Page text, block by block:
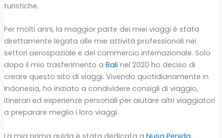
turistiche.
Per molti anni, la maggior parte dei miei viaggi è stata
direttamente legata alle mie attività professionali nei
settori aerospaziale e del commercio internazionale. Solo
dopo il mio trasferimento a Balinel 2020 ho deciso di
creare questo sito di viaggi. Vivendo quotidianamente in
Indonesia, ho iniziato a condividere consigli di viaggio,
itinerari ed esperienze personali per aiutare altri viaggiatori
a preparare meglio i loro viaggi.
La mia prima guida è stata dedicata a Nusa Penida,